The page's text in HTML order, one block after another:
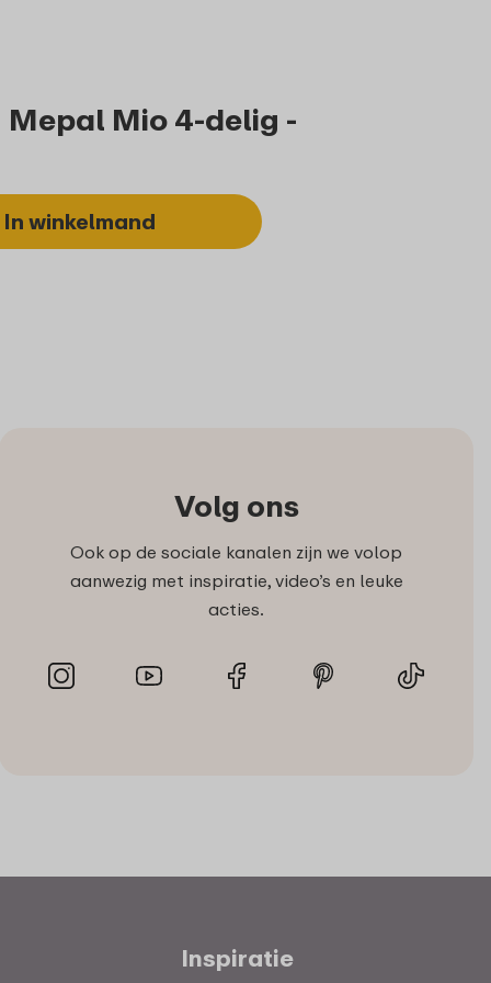
Mio 4-delig -
In winkelmand
Volg ons
Ook op de sociale kanalen zijn we volop
aanwezig met inspiratie, video’s en leuke
acties.
Inspiratie